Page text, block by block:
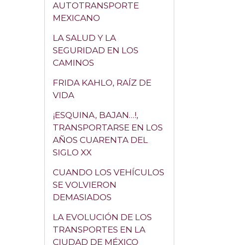
AUTOTRANSPORTE
MEXICANO
LA SALUD Y LA
SEGURIDAD EN LOS
CAMINOS
FRIDA KAHLO, RAÍZ DE
VIDA
¡ESQUINA, BAJAN…!,
TRANSPORTARSE EN LOS
AÑOS CUARENTA DEL
SIGLO XX
CUANDO LOS VEHÍCULOS
SE VOLVIERON
DEMASIADOS
LA EVOLUCIÓN DE LOS
TRANSPORTES EN LA
CIUDAD DE MÉXICO